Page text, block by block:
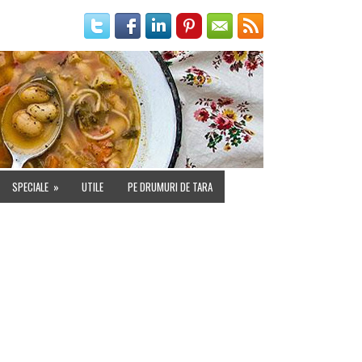
SPECIALE » UTILE PE DRUMURI DE TARA